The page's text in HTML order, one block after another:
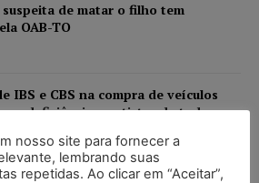
de matar o filho tem
OAB-TO
IBS e CBS na compra de veículos
deficiência e autistas de todos os
08/2026
nosso site para fornecer a
lembrando suas
repetidas. Ao clicar em “Aceitar”,